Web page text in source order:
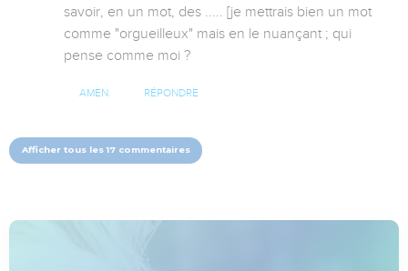
savoir, en un mot, des ..... [je mettrais bien un mot
comme "orgueilleux" mais en le nuançant ; qui
pense comme moi ?
AMEN RÉPONDRE
Afficher tous les 17 commentaires